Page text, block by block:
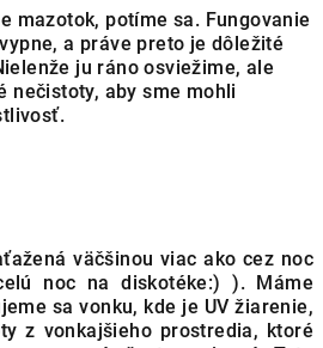
mazotok, potíme sa. Fungovanie
a práve preto je dôležité
ju ráno osviežime, ale
nečistoty, aby sme mohli
väčšinou viac ako cez noc
noc na diskotéke:) ). Máme
sa vonku, kde je UV žiarenie,
z vonkajšieho prostredia, ktoré